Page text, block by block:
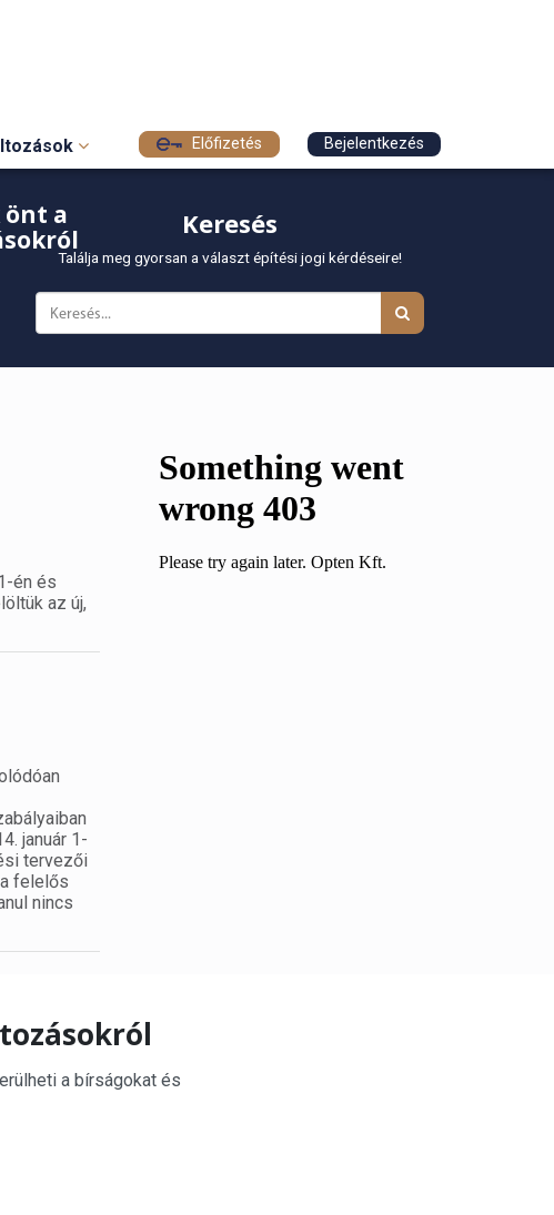
Előfizetés Bejelentkezés
a
Keresés
Találja meg gyorsan a választ építési jogi kérdéseire!
én és
az új,
január 1-
tervezői
felelős
nincs
a bírságokat és